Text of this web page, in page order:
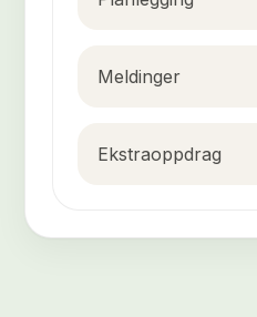
Meldinger
Ekstraoppdrag